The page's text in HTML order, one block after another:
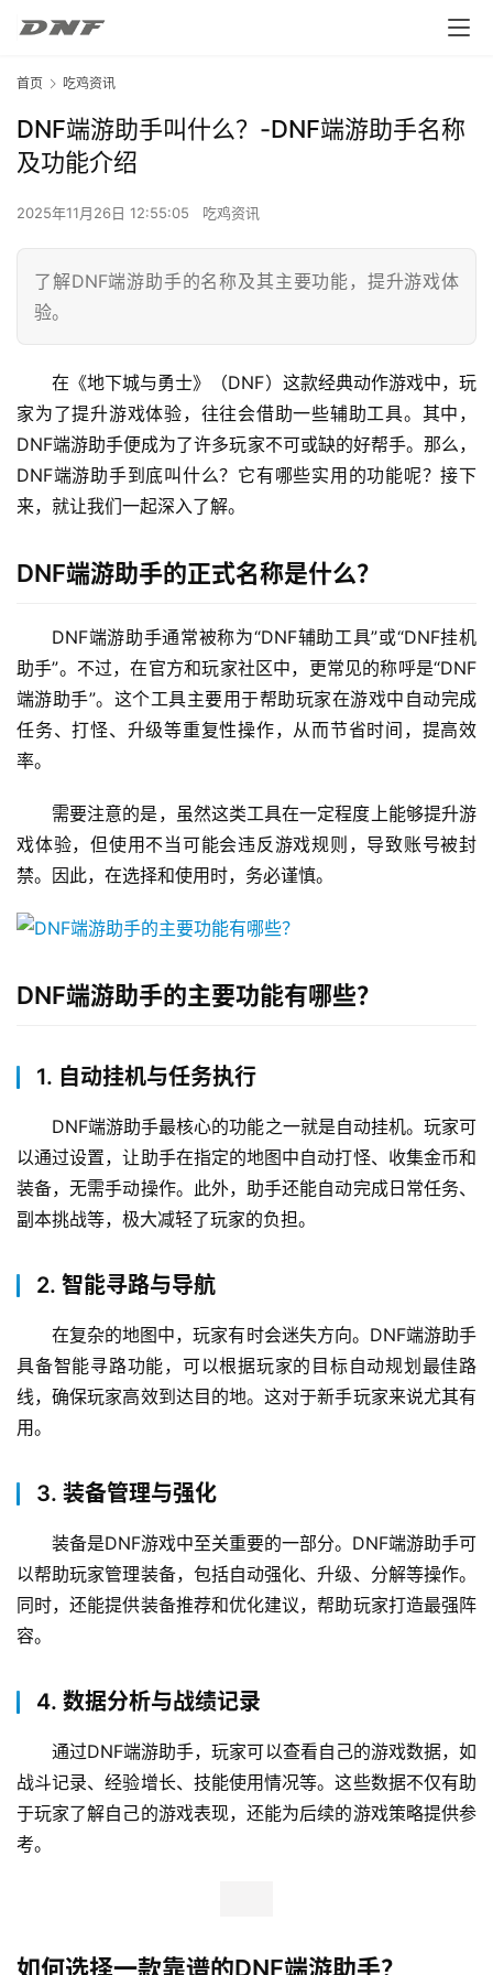
首页 吃鸡资讯
DNF端游助手叫什么？-DNF端游助手名称
及功能介绍
2025年11月26日 12:55:05 吃鸡资讯
了解DNF端游助手的名称及其主要功能，提升游戏体
验。
在《地下城与勇士》（DNF）这款经典动作游戏中，玩
家为了提升游戏体验，往往会借助一些辅助工具。其中，
DNF端游助手便成为了许多玩家不可或缺的好帮手。那么，
DNF端游助手到底叫什么？它有哪些实用的功能呢？接下
来，就让我们一起深入了解。
DNF端游助手的正式名称是什么？
DNF端游助手通常被称为“DNF辅助工具”或“DNF挂机
助手”。不过，在官方和玩家社区中，更常见的称呼是“DNF
端游助手”。这个工具主要用于帮助玩家在游戏中自动完成
任务、打怪、升级等重复性操作，从而节省时间，提高效
率。
需要注意的是，虽然这类工具在一定程度上能够提升游
戏体验，但使用不当可能会违反游戏规则，导致账号被封
禁。因此，在选择和使用时，务必谨慎。
DNF端游助手的主要功能有哪些？
1. 自动挂机与任务执行
DNF端游助手最核心的功能之一就是自动挂机。玩家可
以通过设置，让助手在指定的地图中自动打怪、收集金币和
装备，无需手动操作。此外，助手还能自动完成日常任务、
副本挑战等，极大减轻了玩家的负担。
2. 智能寻路与导航
在复杂的地图中，玩家有时会迷失方向。DNF端游助手
具备智能寻路功能，可以根据玩家的目标自动规划最佳路
线，确保玩家高效到达目的地。这对于新手玩家来说尤其有
用。
3. 装备管理与强化
装备是DNF游戏中至关重要的一部分。DNF端游助手可
以帮助玩家管理装备，包括自动强化、升级、分解等操作。
同时，还能提供装备推荐和优化建议，帮助玩家打造最强阵
容。
4. 数据分析与战绩记录
通过DNF端游助手，玩家可以查看自己的游戏数据，如
战斗记录、经验增长、技能使用情况等。这些数据不仅有助
于玩家了解自己的游戏表现，还能为后续的游戏策略提供参
考。
如何选择一款靠谱的DNF端游助手？